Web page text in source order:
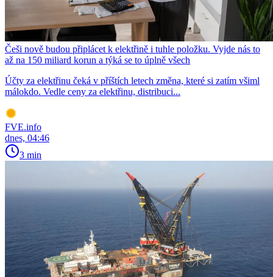
Češi nově budou připlácet k elektřině i tuhle položku. Vyjde nás to
až na 150 miliard korun a týká se to úplně všech
Účty za elektřinu čeká v příštích letech změna, které si zatím všiml
málokdo. Vedle ceny za elektřinu, distribuci...
FVE.info
dnes, 04:46
3 min